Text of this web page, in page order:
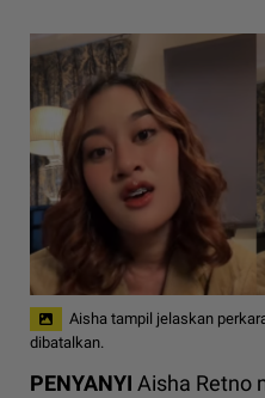
Aisha tampil jelaskan
dibatalkan.
PENYANYI Aisha Retno